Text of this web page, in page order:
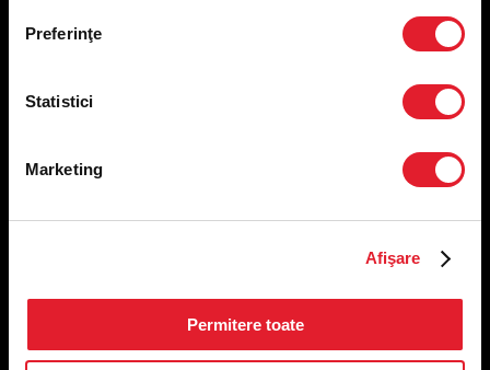
Preferinţe
Statistici
Marketing
Afişare
Permitere toate
Condiții de desfășurare „Descarcă KFC APP”
Restaurante
CAMERA 5, Etaj 2